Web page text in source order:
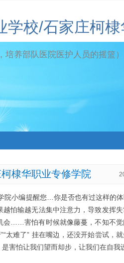
学校/石家庄柯
养部队医院医护人员的摇篮）
棣华职业专修学院
小编提醒您…你是否也有过这样的体
怕输越无法集中注意力，导致发挥
会……害怕有时候就像藤蔓，不知不
太难了” 挂在嘴边，还没开始尝试，
害怕让我们望而却步，让我们在自我